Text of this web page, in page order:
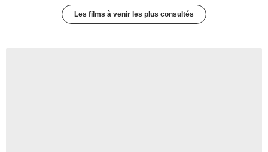
Les films à venir les plus consultés